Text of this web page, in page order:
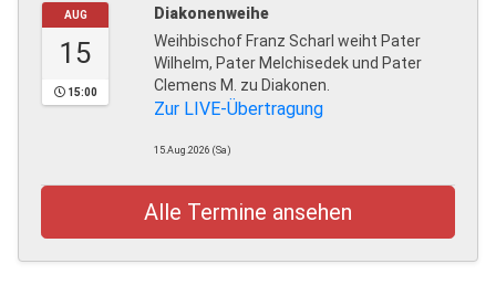
AUG
15
15:00
Diakonenweihe
Weihbischof Franz Scharl weiht Pater
Wilhelm, Pater Melchisedek und Pater
Clemens M. zu Diakonen.
Zur LIVE-Übertragung
15.Aug.2026 (Sa)
Alle Termine ansehen